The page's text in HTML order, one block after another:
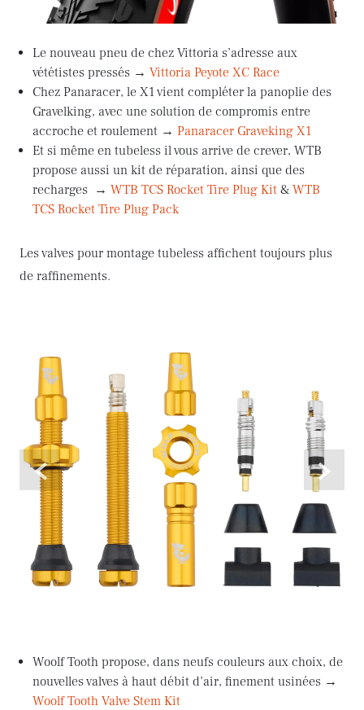
Le nouveau pneu de chez Vittoria s’adresse aux
vététistes pressés → Vittoria Peyote XC Race
Chez Panaracer, le X1 vient compléter la panoplie des
Gravelking, avec une solution de compromis entre
accroche et roulement → Panaracer Graveking X1
Et si même en tubeless il vous arrive de crever, WTB
propose aussi un kit de réparation, ainsi que des
recharges → WTB TCS Rocket Tire Plug Kit & WTB
TCS Rocket Tire Plug Pack
Les valves pour montage tubeless affichent toujours plus
de raffinements.
< >
Woolf Tooth propose, dans neufs couleurs aux choix, de
nouvelles valves à haut débit d’air, finement usinées →
Woolf Tooth Valve Stem Kit